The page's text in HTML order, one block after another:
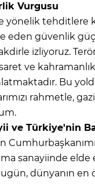
Vurgusu
yönelik tehditlere
eden güvenlik
izliyoruz.
ve
Bu
rahmetle,
ve Türkiye'nin
sanayiinde elde
dünyanın en